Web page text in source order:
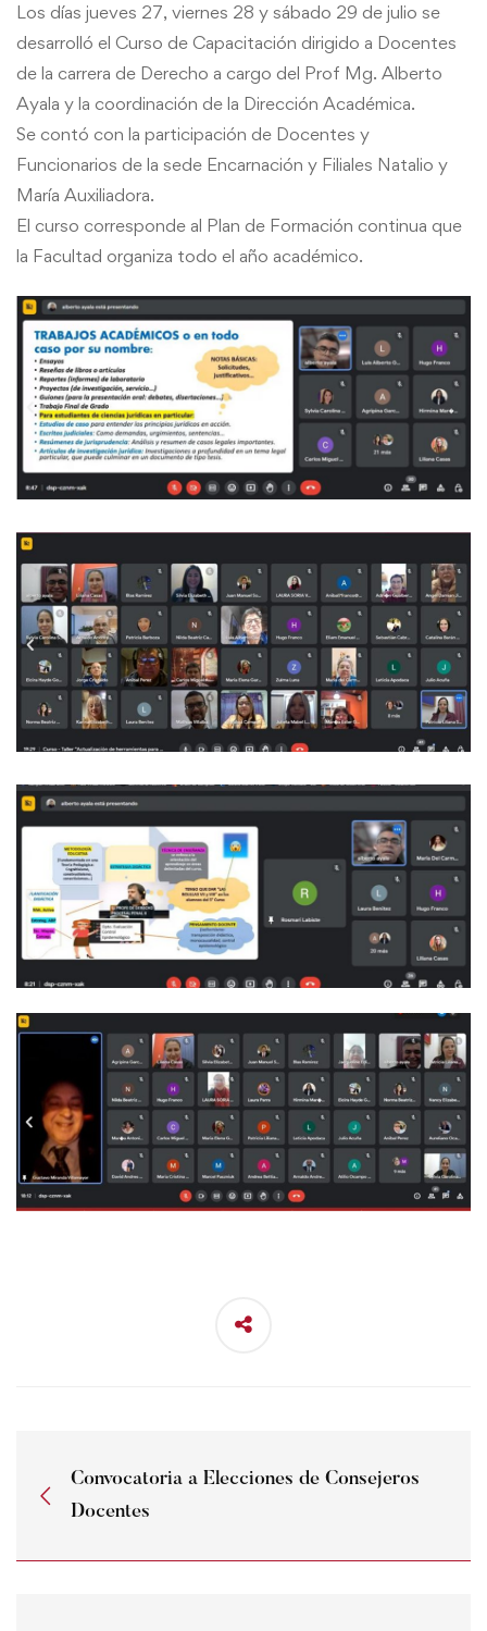
Los días jueves 27, viernes 28 y sábado 29 de julio se
desarrolló el Curso de Capacitación dirigido a Docentes
de la carrera de Derecho a cargo del Prof Mg. Alberto
Ayala y la coordinación de la Dirección Académica.
Se contó con la participación de Docentes y
Funcionarios de la sede Encarnación y Filiales Natalio y
María Auxiliadora.
El curso corresponde al Plan de Formación continua que
la Facultad organiza todo el año académico.
Convocatoria a Elecciones de Consejeros
Docentes